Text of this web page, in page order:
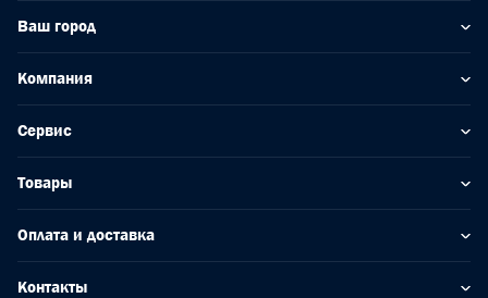
Ваш город
Компания
Сервис
Товары
Оплата и доставка
Контакты